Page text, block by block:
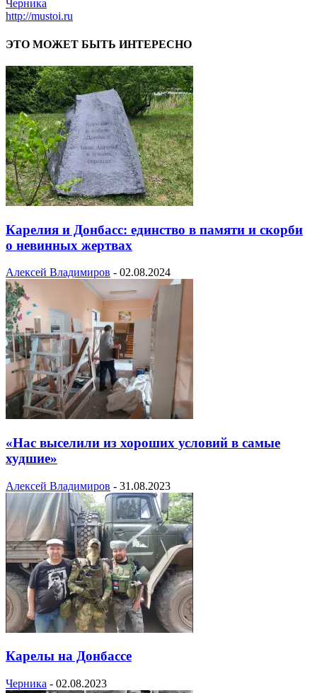
Черника
http://mustoi.ru
ЭТО МОЖЕТ БЫТЬ ИНТЕРЕСНО
Карелия и Донбасс: единство в памяти и скорби
о невинных жертвах
Алексей Владимиров - 02.08.2024
«Нас выселили из хороших условий в самые
худшие»
Алексей Владимиров - 31.08.2023
Карелы на Донбассе
Черника - 02.08.2023